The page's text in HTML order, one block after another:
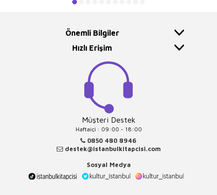
Önemli Bilgiler
Hızlı Erişim
Müşteri Destek
Haftaiçi : 09:00 - 18:00
0850 480 8946
destek@istanbulkitapcisi.com
Sosyal Medya